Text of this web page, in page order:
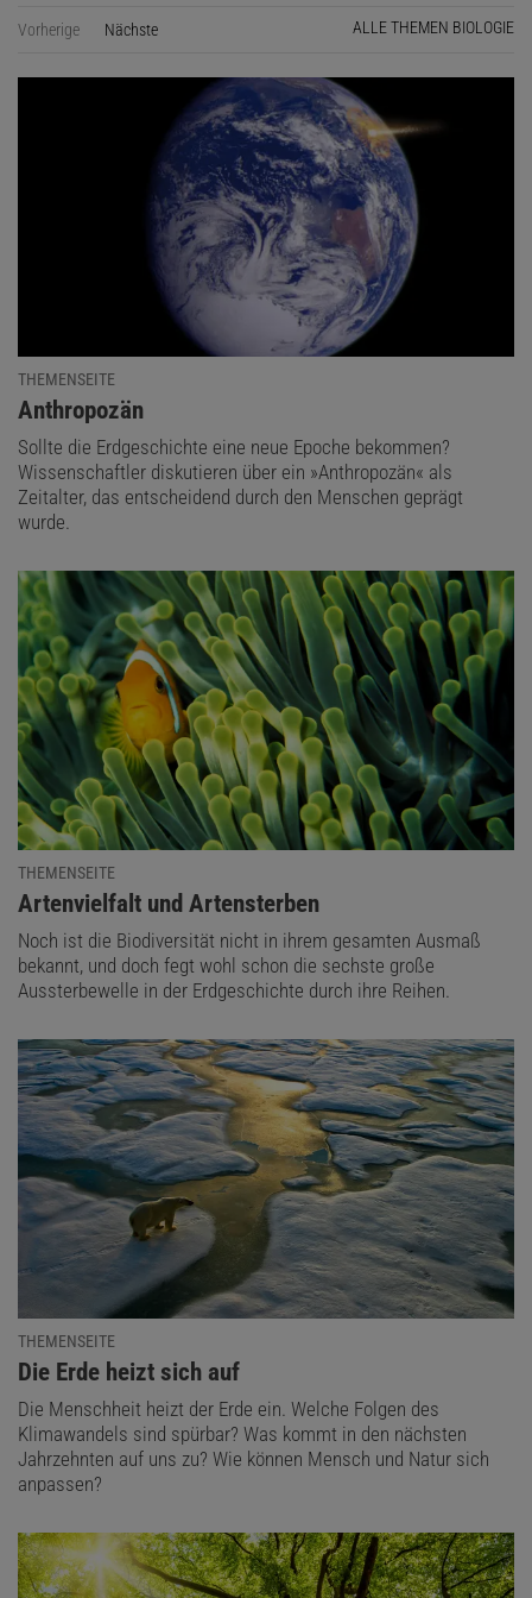
Vorherige Nächste ALLE THEMEN BIOLOGIE
THEMENSEITE
:
Anthropozän
Sollte die Erdgeschichte eine neue Epoche bekommen?
Wissenschaftler diskutieren über ein »Anthropozän« als
Zeitalter, das entscheidend durch den Menschen geprägt
wurde.
THEMENSEITE
:
Artenvielfalt und Artensterben
Noch ist die Biodiversität nicht in ihrem gesamten Ausmaß
bekannt, und doch fegt wohl schon die sechste große
Aussterbewelle in der Erdgeschichte durch ihre Reihen.
THEMENSEITE
:
Die Erde heizt sich auf
Die Menschheit heizt der Erde ein. Welche Folgen des
Klimawandels sind spürbar? Was kommt in den nächsten
Jahrzehnten auf uns zu? Wie können Mensch und Natur sich
anpassen?